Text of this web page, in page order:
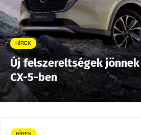
HÍREK
Új felszereltségek
CX-5-ben
HÍREK